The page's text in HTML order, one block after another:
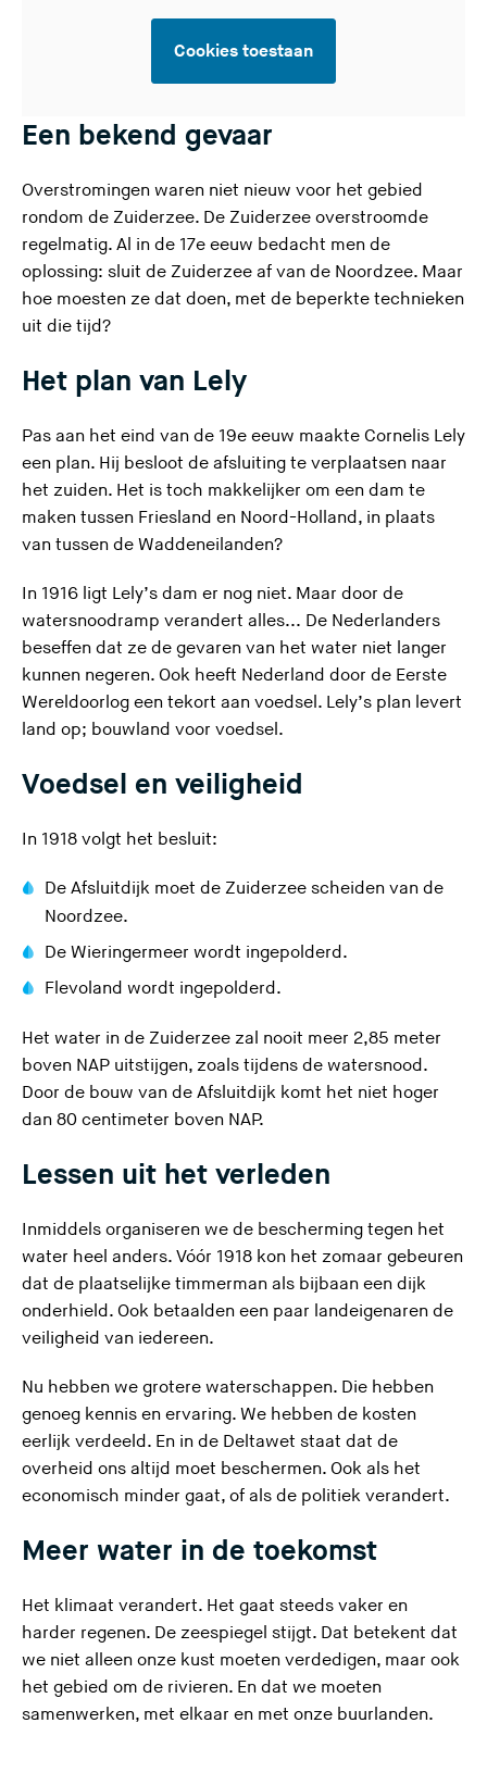
Cookies toestaan
Een bekend gevaar
Overstromingen waren niet nieuw voor het gebied
rondom de Zuiderzee. De Zuiderzee overstroomde
regelmatig. Al in de 17e eeuw bedacht men de
oplossing: sluit de Zuiderzee af van de Noordzee. Maar
hoe moesten ze dat doen, met de beperkte technieken
uit die tijd?
Het plan van Lely
Pas aan het eind van de 19e eeuw maakte Cornelis Lely
een plan. Hij besloot de afsluiting te verplaatsen naar
het zuiden. Het is toch makkelijker om een dam te
maken tussen Friesland en Noord-Holland, in plaats
van tussen de Waddeneilanden?
In 1916 ligt Lely’s dam er nog niet. Maar door de
watersnoodramp verandert alles... De Nederlanders
beseffen dat ze de gevaren van het water niet langer
kunnen negeren. Ook heeft Nederland door de Eerste
Wereldoorlog een tekort aan voedsel. Lely’s plan levert
land op; bouwland voor voedsel.
Voedsel en veiligheid
In 1918 volgt het besluit:
De Afsluitdijk moet de Zuiderzee scheiden van de
Noordzee.
De Wieringermeer wordt ingepolderd.
Flevoland wordt ingepolderd.
Het water in de Zuiderzee zal nooit meer 2,85 meter
boven NAP uitstijgen, zoals tijdens de watersnood.
Door de bouw van de Afsluitdijk komt het niet hoger
dan 80 centimeter boven NAP.
Lessen uit het verleden
Inmiddels organiseren we de bescherming tegen het
water heel anders. Vóór 1918 kon het zomaar gebeuren
dat de plaatselijke timmerman als bijbaan een dijk
onderhield. Ook betaalden een paar landeigenaren de
veiligheid van iedereen.
Nu hebben we grotere waterschappen. Die hebben
genoeg kennis en ervaring. We hebben de kosten
eerlijk verdeeld. En in de Deltawet staat dat de
overheid ons altijd moet beschermen. Ook als het
economisch minder gaat, of als de politiek verandert.
Meer water in de toekomst
Het klimaat verandert. Het gaat steeds vaker en
harder regenen. De zeespiegel stijgt. Dat betekent dat
we niet alleen onze kust moeten verdedigen, maar ook
het gebied om de rivieren. En dat we moeten
samenwerken, met elkaar en met onze buurlanden.